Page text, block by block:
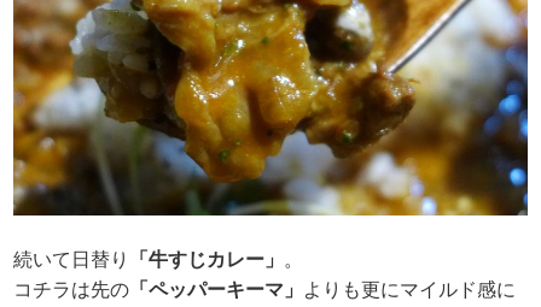
続いて日替り 「牛すじカレー」
。
コチラは先の 「ペッパーキーマ」
よりも更にマイルド感に